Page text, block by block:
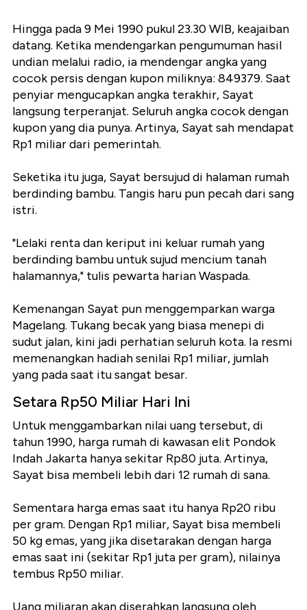
Hingga pada 9 Mei 1990 pukul 23.30 WIB, keajaiban
datang. Ketika mendengarkan pengumuman hasil
undian melalui radio, ia mendengar angka yang
cocok persis dengan kupon miliknya: 849379. Saat
penyiar mengucapkan angka terakhir, Sayat
langsung terperanjat. Seluruh angka cocok dengan
kupon yang dia punya. Artinya, Sayat sah mendapat
Rp1 miliar dari pemerintah.
Seketika itu juga, Sayat bersujud di halaman rumah
berdinding bambu. Tangis haru pun pecah dari sang
istri.
"Lelaki renta dan keriput ini keluar rumah yang
berdinding bambu untuk sujud mencium tanah
halamannya," tulis pewarta harian Waspada.
Kemenangan Sayat pun menggemparkan warga
Magelang. Tukang becak yang biasa menepi di
sudut jalan, kini jadi perhatian seluruh kota. Ia resmi
memenangkan hadiah senilai Rp1 miliar, jumlah
yang pada saat itu sangat besar.
Setara Rp50 Miliar Hari Ini
Untuk menggambarkan nilai uang tersebut, di
tahun 1990, harga rumah di kawasan elit Pondok
Indah Jakarta hanya sekitar Rp80 juta. Artinya,
Sayat bisa membeli lebih dari 12 rumah di sana.
Sementara harga emas saat itu hanya Rp20 ribu
per gram. Dengan Rp1 miliar, Sayat bisa membeli
50 kg emas, yang jika disetarakan dengan harga
emas saat ini (sekitar Rp1 juta per gram), nilainya
tembus Rp50 miliar.
Uang miliaran akan diserahkan langsung oleh